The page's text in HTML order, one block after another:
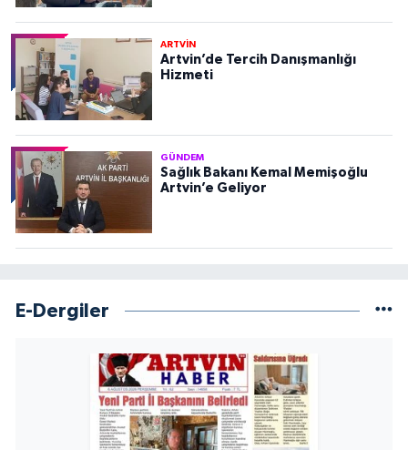
ARTVİN
Artvin’de Tercih Danışmanlığı
Hizmeti
GÜNDEM
Sağlık Bakanı Kemal Memişoğlu
Artvin’e Geliyor
E-Dergiler